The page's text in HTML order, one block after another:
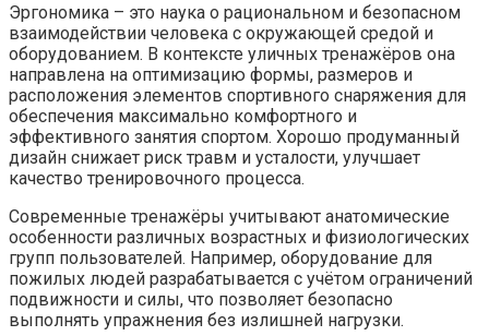
Эргономика – это наука о рациональном и безопасном
взаимодействии человека с окружающей средой и
оборудованием. В контексте уличных тренажёров она
направлена на оптимизацию формы, размеров и
расположения элементов спортивного снаряжения для
обеспечения максимально комфортного и
эффективного занятия спортом. Хорошо продуманный
дизайн снижает риск травм и усталости, улучшает
качество тренировочного процесса.
Современные тренажёры учитывают анатомические
особенности различных возрастных и физиологических
групп пользователей. Например, оборудование для
пожилых людей разрабатывается с учётом ограничений
подвижности и силы, что позволяет безопасно
выполнять упражнения без излишней нагрузки.